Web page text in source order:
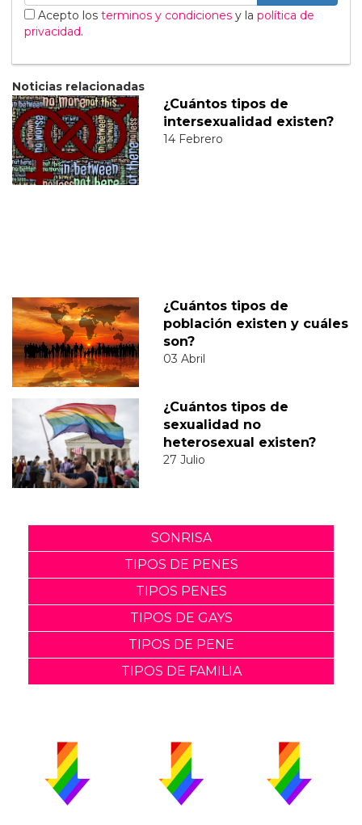
Acepto los terminos y condiciones y la política de
privacidad.
Noticias relacionadas
¿Cuántos tipos de
intersexualidad existen?
14 Febrero
¿Cuántos tipos de
población existen y cuáles
son?
03 Abril
¿Cuántos tipos de
sexualidad no
heterosexual existen?
27 Julio
SONRISA
TIPOS DE PENES
TIPOS PENES
TIPOS DE GAYS
TIPOS DE PENE
TIPOS DE FAMILIA